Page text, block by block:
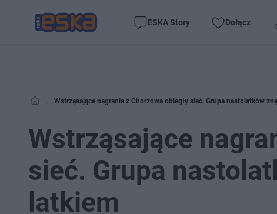
ESKA Story Dołącz
Wstrząsające nagrania z Chorzowa obiegły sieć. Grupa nastolatków
Wstrząsające
sieć. Grupa
latkiem